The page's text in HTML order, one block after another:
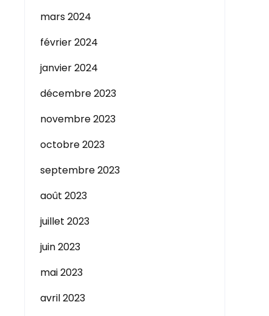
mars 2024
février 2024
janvier 2024
décembre 2023
novembre 2023
octobre 2023
septembre 2023
août 2023
juillet 2023
juin 2023
mai 2023
avril 2023